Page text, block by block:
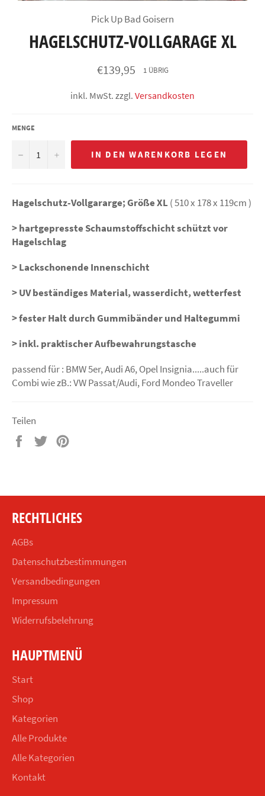
Pick Up Bad Goisern
HAGELSCHUTZ-VOLLGARAGE XL
Normaler
Preis
€139,95 1 ÜBRIG
inkl. MwSt. zzgl. Versandkosten
MENGE
− + IN DEN WARENKORB LEGEN
Hagelschutz-Vollgararge; Größe XL( 510 x 178 x 119cm )
> hartgepresste Schaumstoffschicht schützt vor
Hagelschlag
> Lackschonende Innenschicht
> UV beständiges Material, wasserdicht, wetterfest
> fester Halt durch Gummibänder und Haltegummi
> inkl. praktischer Aufbewahrungstasche
passend für : BMW 5er, Audi A6, Opel Insignia.....auch für
Combi wie zB.: VW Passat/Audi, Ford Mondeo Traveller
Teilen
Auf
Auf
RECHTLICHES
AGBs
Datenschutzbestimmungen
Versandbedingungen
Impressum
Widerrufsbelehrung
HAUPTMENÜ
Start
Shop
Kategorien
Alle Produkte
Alle Kategorien
Kontakt